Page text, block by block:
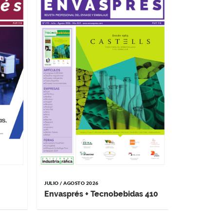
JULIO / AGOSTO 2026
Envasprés + Tecnobebidas 410